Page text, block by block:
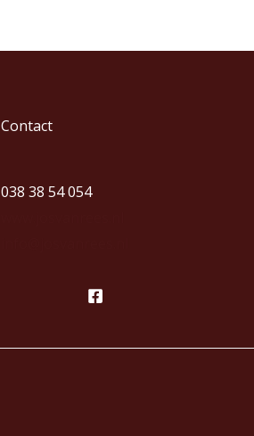
Contact
038 38 54 054